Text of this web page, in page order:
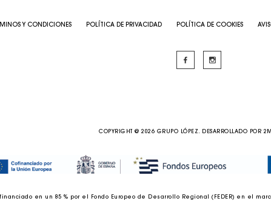
Y CONDICIONES POLÍTICA DE PRIVACIDAD POLÍTICA DE COOKIES
COPYRIGHT @ 2026 GRUPO LÓPEZ. DESARROLLADO POR
en un 85 % por el Fondo Europeo de Desarrollo Regional (FEDER) en el